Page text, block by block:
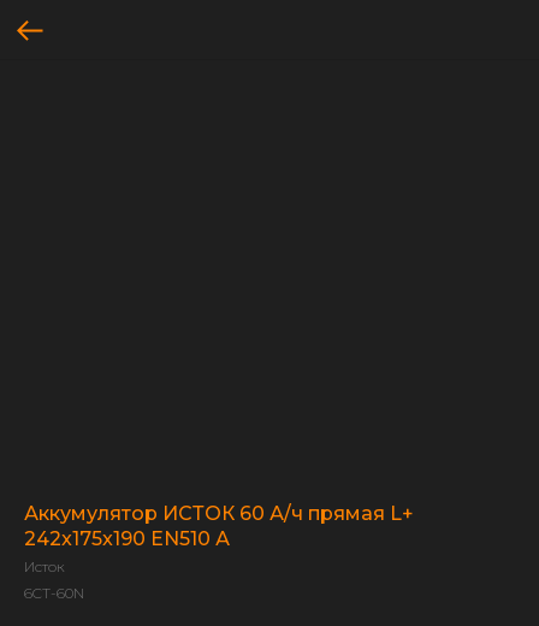
Аккумулятор ИСТОК 60 А/ч прямая L+
242x175x190 EN510 А
Исток
6CT-60N